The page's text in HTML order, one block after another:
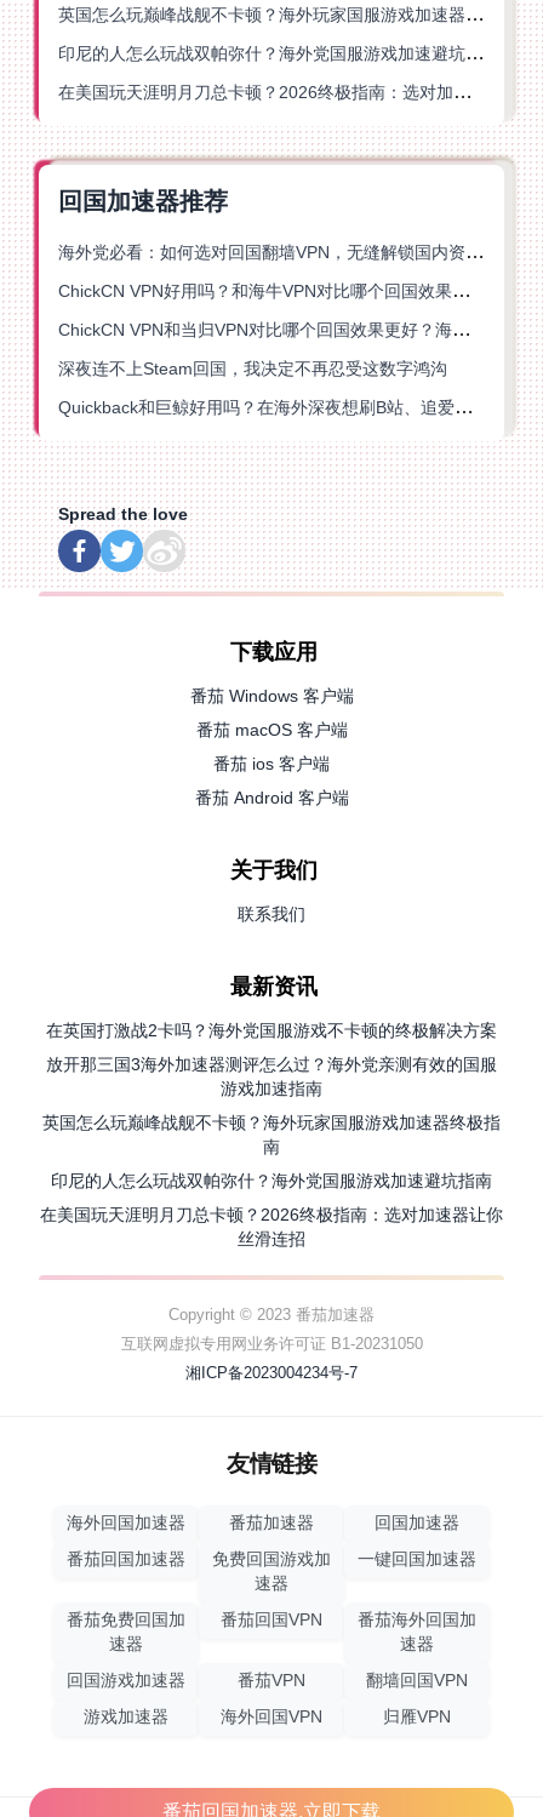
英国怎么玩巅峰战舰不卡顿？海外玩家国服游戏加速器终极指南
印尼的人怎么玩战双帕弥什？海外党国服游戏加速避坑指南
在美国玩天涯明月刀总卡顿？2026终极指南：选对加速器让你丝滑连招
回国加速器推荐
海外党必看：如何选对回国翻墙VPN，无缝解锁国内资源？
ChickCN VPN好用吗？和海牛VPN对比哪个回国效果更好？
ChickCN VPN和当归VPN对比哪个回国效果更好？海外党亲测后选了它
深夜连不上Steam回国，我决定不再忍受这数字鸿沟
Quickback和巨鲸好用吗？在海外深夜想刷B站、追爱奇艺的你，或许正需要这份答案
Spread the love
下载应用
番茄 Windows 客户端
番茄 macOS 客户端
番茄 ios 客户端
番茄 Android 客户端
关于我们
联系我们
最新资讯
在英国打激战2卡吗？海外党国服游戏不卡顿的终极解决方案
放开那三国3海外加速器测评怎么过？海外党亲测有效的国服
游戏加速指南
英国怎么玩巅峰战舰不卡顿？海外玩家国服游戏加速器终极指
南
印尼的人怎么玩战双帕弥什？海外党国服游戏加速避坑指南
在美国玩天涯明月刀总卡顿？2026终极指南：选对加速器让你
丝滑连招
Copyright © 2023 番茄加速器
互联网虚拟专用网业务许可证 B1-20231050
湘ICP备2023004234号-7
友情链接
海外回国加速器 番茄加速器
回国加速器
番茄回国加速器
免费回国游戏加
速器
一键回国加速器
番茄免费回国加
速器
番茄回国VPN
番茄海外回国加
速器
回国游戏加速器
番茄VPN
翻墙回国VPN
游戏加速器
海外回国VPN 归雁VPN
番茄回国加速器,立即下载